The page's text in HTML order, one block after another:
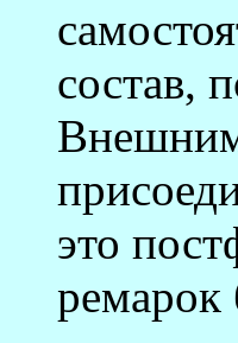
состав,
это
ремарок